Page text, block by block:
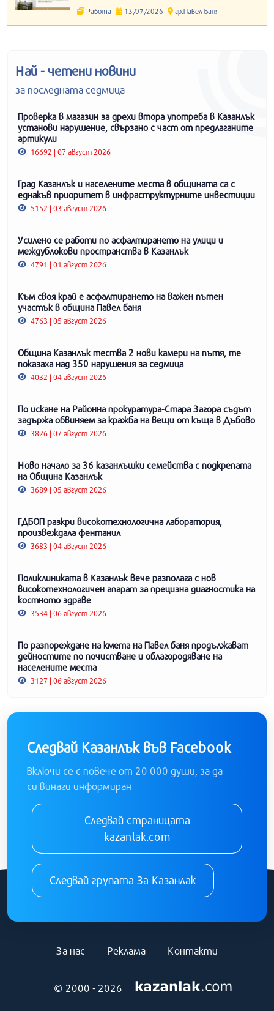
Работа 13/07/2026 гр.Павел Баня
Най - четени новини
за последната седмица
Проверка в магазин за дрехи втора употреба в Казанлък
установи нарушение, свързано с част от предлаганите
артикули
16692 | 07 август 2026
Град Казанлък и населените места в общината са с
еднакъв приоритет в инфраструктурните инвестиции
5152 | 03 август 2026
Усилено се работи по асфалтирането на улици и
междублокови пространства в Казанлък
4791 | 01 август 2026
Към своя край е асфалтирането на важен пътен
участък в община Павел баня
4763 | 05 август 2026
Община Казанлък тества 2 нови камери на пътя, те
показаха над 350 нарушения за седмица
4032 | 04 август 2026
По искане на Районна прокуратура-Стара Загора съдът
задържа обвиняем за кражба на вещи от къща в Дъбово
3826 | 07 август 2026
Ново начало за 36 казанлъшки семейства с подкрепата
на Община Казанлък
3689 | 05 август 2026
ГДБОП разкри високотехнологична лаборатория,
произвеждала фентанил
3683 | 04 август 2026
Поликлиниката в Казанлък вече разполага с нов
високотехнологичен апарат за прецизна диагностика на
костното здраве
3534 | 06 август 2026
По разпореждане на кмета на Павел баня продължават
дейностите по почистване и облагородяване на
населените места
3127 | 06 август 2026
Следвай Казанлък във Facebook
Включи се с повече от 20 000 души, за да
си винаги информиран
Следвай страницата
kazanlak.com
Следвай групата За Казанлак
© 2000 - 2026
За нас Реклама Контакти